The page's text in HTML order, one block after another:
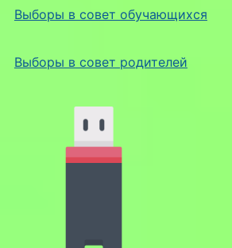
Выборы в совет обучающихся
Выборы в совет родителей